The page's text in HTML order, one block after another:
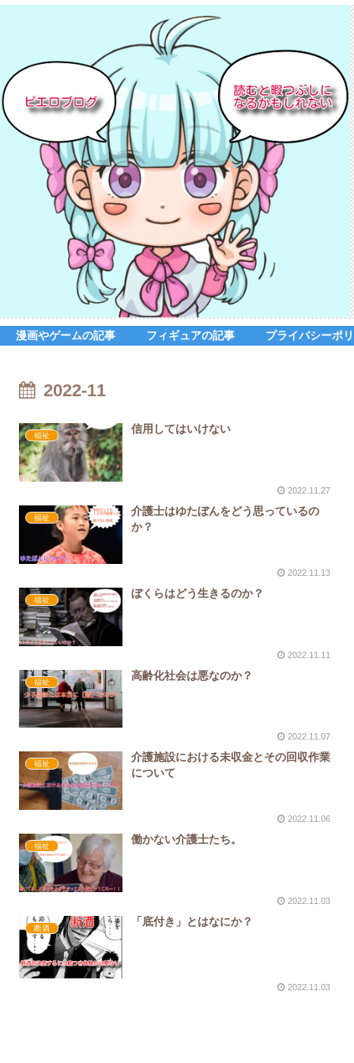
漫画やゲームの記事 フィギュアの記事 プライバシーポ
2022-11
福祉
信用してはいけない
2022.11.27
福祉
介護士はゆたぼんをどう思っているの
か？
2022.11.13
福祉
ぼくらはどう生きるのか？
2022.11.11
福祉
高齢化社会は悪なのか？
2022.11.07
福祉
介護施設における未収金とその回収作業
について
2022.11.06
福祉
働かない介護士たち。
2022.11.03
断酒
「底付き」とはなにか？
2022.11.03